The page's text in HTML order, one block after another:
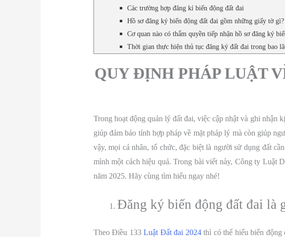
Các trường hợp đăng kí biến động đất đai
Hồ sơ đăng ký biến động đất đai gồm những giấy tờ gì?
Cơ quan nào có thẩm quyền tiếp nhận hồ sơ đăng ký
Thời gian thực hiện thủ tục đăng ký đất đai trong bao
QUY ĐỊNH PHÁP LUẬT
Trong hoạt động quản lý đất đai, việc cập nhật và ghi nhận
giúp đảm bảo tính hợp pháp về mặt pháp lý mà còn giúp
vậy, mọi cá nhân, tổ chức, đặc biệt là người sử dụng đất
mình một cách hiệu quả. Trong bài viết này, Công ty Luật
năm 2025. Hãy cùng tìm hiểu ngay nhé!
Đăng ký biến động đất đai là
Theo Điều 133Luật Đất đai 2024thì có thể hiểu biến động